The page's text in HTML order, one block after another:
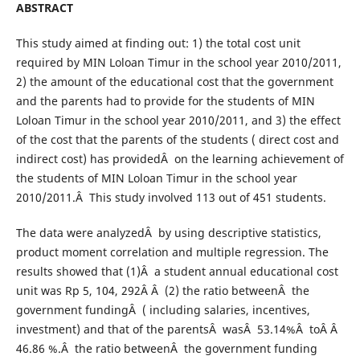
ABSTRACT
This study aimed at finding out: 1) the total cost unit
required by MIN Loloan Timur in the school year 2010/2011,
2) the amount of the educational cost that the government
and the parents had to provide for the students of MIN
Loloan Timur in the school year 2010/2011, and 3) the effect
of the cost that the parents of the students ( direct cost and
indirect cost) has providedÂ on the learning achievement of
the students of MIN Loloan Timur in the school year
2010/2011.Â This study involved 113 out of 451 students.
The data were analyzedÂ by using descriptive statistics,
product moment correlation and multiple regression. The
results showed that (1)Â a student annual educational cost
unit was Rp 5, 104, 292Â Â (2) the ratio betweenÂ the
government fundingÂ ( including salaries, incentives,
investment) and that of the parentsÂ wasÂ 53.14%Â toÂ Â
46.86 %.Â the ratio betweenÂ the government funding